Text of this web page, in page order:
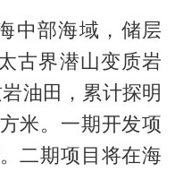
中部海域，储层
古界潜山变质岩
油田，累计探明
米。一期开发项
二期项目将在海